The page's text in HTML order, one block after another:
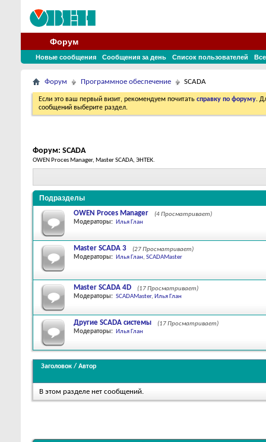
Форум
Новые сообщения Сообщения за день Список пользователей
Форум Программное обеспечение SCADA
Если это ваш первый визит, рекомендуем почитать справку по форуму.
сообщений выберите раздел.
Форум: SCADA
OWEN Proces Manager, Master SCADA, ЭНТЕК.
Подразделы
OWEN Proces Manager
(4 Просматривает)
Модераторы: Илья Глан
Master SCADA 3
(27 Просматривает)
Модераторы: Илья Глан, SCADAMaster
Master SCADA 4D
(17 Просматривает)
Модераторы: SCADAMaster, Илья Глан
Другие SCADA системы
(17 Просматривает)
Модераторы: Илья Глан
Заголовок / Автор
В этом разделе нет сообщений.